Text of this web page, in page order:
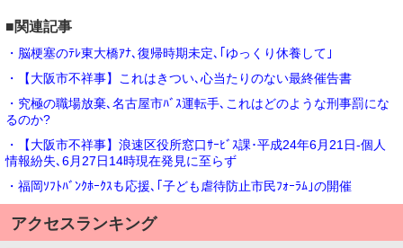
■関連記事
・脳梗塞のﾃﾚ東大橋ｱﾅ､復帰時期未定､｢ゆっくり休養して｣
・【大阪市不祥事】これはきつい､心当たりのない最終催告書
・究極の職場放棄､名古屋市ﾊﾞｽ運転手､これはどのような刑事罰にな
るのか?
・【大阪市不祥事】浪速区役所窓口ｻｰﾋﾞｽ課･平成24年6月21日-個人
情報紛失､6月27日14時現在発見に至らず
・福岡ｿﾌﾄﾊﾞﾝｸﾎｰｸｽも応援､｢子ども虐待防止市民ﾌｫｰﾗﾑ｣の開催
アクセスランキング